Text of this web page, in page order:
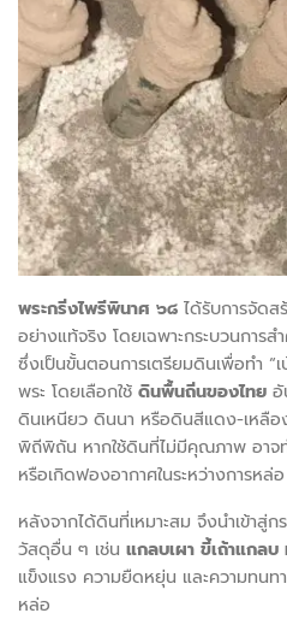
พระกริ่งไพรีพินาศ ๖๘ ได้รับการจัด
อย่างแท้จริง โดยเฉพาะกระบวนการส
ซึ่งเป็นขั้นตอนการเตรียมดินเพื่อทำ
พระ โดยเลือกใช้ ดินพื้นถิ่นของไทย อั
ดินเหนียว ดินนา หรือดินสีแดง-เหลื
พิถีพิถัน หากใช้ดินที่ไม่มีคุณภาพ อาจ
หรือเกิดฟองอากาศในระหว่างการหล่อ
หลังจากได้ดินที่เหมาะสม จึงนำเข้าสู่ก
วัสดุอื่น ๆ เช่น แกลบเผา ขี้เถ้าแกลบ
แข็งแรง ความยืดหยุ่น และความทนทา
หล่อ